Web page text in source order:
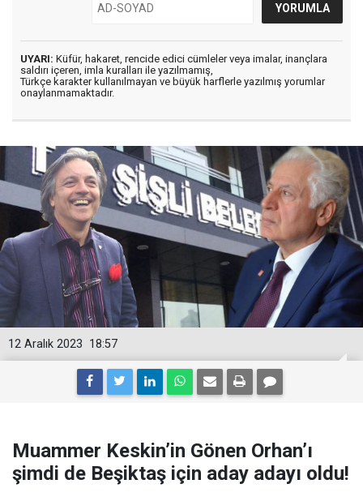
UYARI: Küfür, hakaret, rencide edici cümleler veya imalar, inançlara
saldırı içeren, imla kuralları ile yazılmamış,
Türkçe karakter kullanılmayan ve büyük harflerle yazılmış yorumlar
onaylanmamaktadır.
18:57
12 Aralık 2023
Muammer Keskin’in Gönen Orhan’ı
şimdi de Beşiktaş için aday adayı oldu!